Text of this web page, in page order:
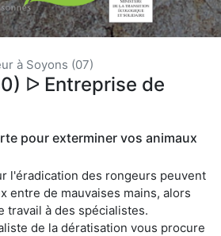
à Soyons (07)
ᐅ Entreprise de
pour exterminer vos animaux
l'éradication des rongeurs peuvent
entre de mauvaises mains, alors
travail à des spécialistes.
de la dératisation vous procure